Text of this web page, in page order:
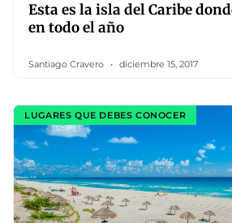
Esta es la isla del Caribe
en todo el año
Santiago Cravero diciembre 15, 2017
LUGARES QUE DEBES CONOCER